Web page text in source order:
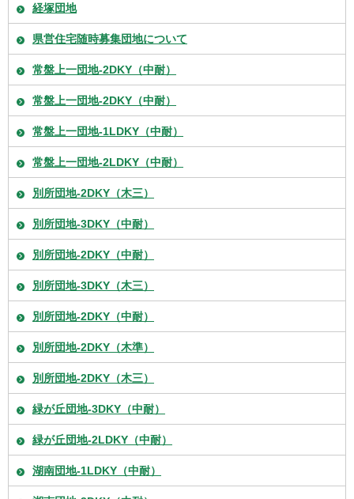
経塚団地
県営住宅随時募集団地について
常盤上一団地-2DKY（中耐）
常盤上一団地-2DKY（中耐）
常盤上一団地-1LDKY（中耐）
常盤上一団地-2LDKY（中耐）
別所団地-2DKY（木三）
別所団地-3DKY（中耐）
別所団地-2DKY（中耐）
別所団地-3DKY（木三）
別所団地-2DKY（中耐）
別所団地-2DKY（木準）
別所団地-2DKY（木三）
緑が丘団地-3DKY（中耐）
緑が丘団地-2LDKY（中耐）
湖南団地-1LDKY（中耐）